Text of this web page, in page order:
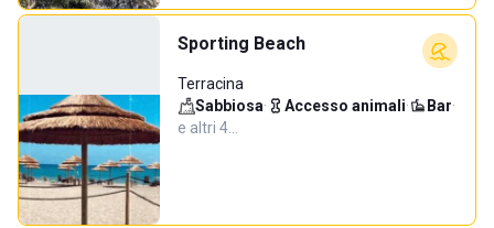
Sporting Beach
Terracina
Sabbiosa· Accesso animali· Bar·
e altri 4…